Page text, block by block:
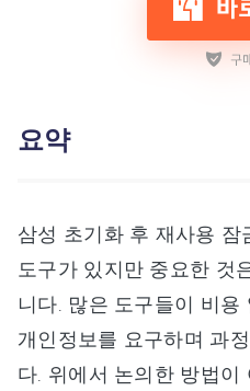
요약
삼성 초기화 후 재사용
도구가 있지만 중요한 것
니다. 많은 도구들이 비
개인정보를 요구하며 과
다. 위에서 논의한 방법